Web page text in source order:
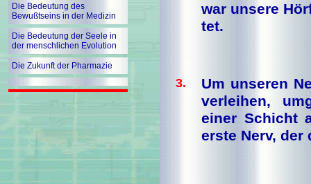
Die Bedeutung des
Bewußtseins in der Medizin
Die Bedeutung der Seele in
der menschlichen Evolution
Die Zukunft der Pharmazie
war unsere
tet.
Um unseren
ver­leihen,
einer Schicht
erste Nerv,
3.